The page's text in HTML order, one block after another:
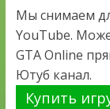
Мы снимаем
YouTube.
GTA Online
Ютуб канал.
Купить